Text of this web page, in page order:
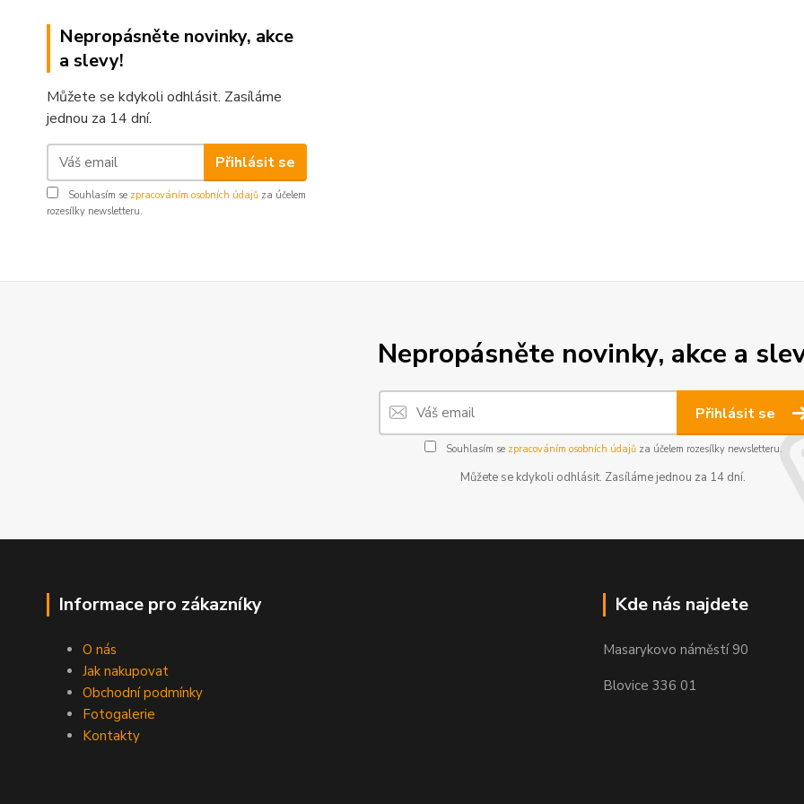
Nepropásněte novinky, akce
a slevy!
Můžete se kdykoli odhlásit. Zasíláme
jednou za 14 dní.
Přihlásit se
Souhlasím se zpracováním osobních údajů za účelem
rozesílky newsletteru.
Nepropásněte novinky, akce a
Přihlásit se
Souhlasím se zpracováním osobních údajůza účelem rozesílky newsletteru.
Můžete se kdykoli odhlásit. Zasíláme jednou za 14 dní.
Informace pro zákazníky
O nás
Jak nakupovat
Obchodní podmínky
Fotogalerie
Kontakty
Kde nás najdete
Masarykovo náměstí 90
Blovice 336 01